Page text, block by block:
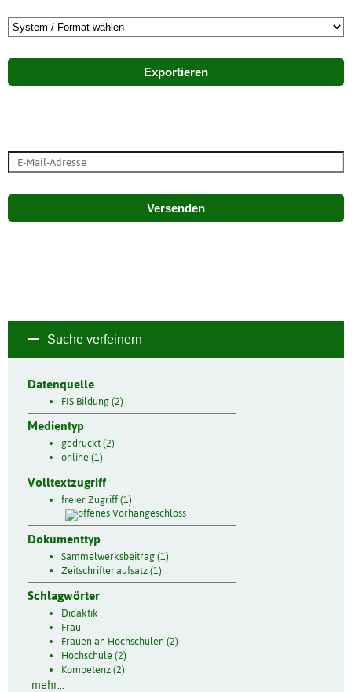
Exportieren
Versenden
Suche verfeinern
Datenquelle
FIS Bildung (2)
Medientyp
gedruckt (2)
online (1)
Volltextzugriff
freier Zugriff (1)
Dokumenttyp
Sammelwerksbeitrag (1)
Zeitschriftenaufsatz (1)
Schlagwörter
Didaktik
Frau
Frauen an Hochschulen (2)
Hochschule (2)
Kompetenz (2)
mehr...